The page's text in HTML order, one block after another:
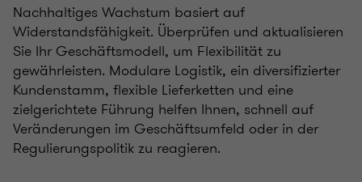
Nachhaltiges Wachstum basiert auf
Widerstandsfähigkeit. Überprüfen und aktualisieren
Sie Ihr Geschäftsmodell, um Flexibilität zu
gewährleisten. Modulare Logistik, ein diversifizierter
Kundenstamm, flexible Lieferketten und eine
zielgerichtete Führung helfen Ihnen, schnell auf
Veränderungen im Geschäftsumfeld oder in der
Regulierungspolitik zu reagieren.